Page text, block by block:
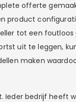
offerte
product
tot een foutloos
uit te leggen,
maken
Ieder bedrijf heeft